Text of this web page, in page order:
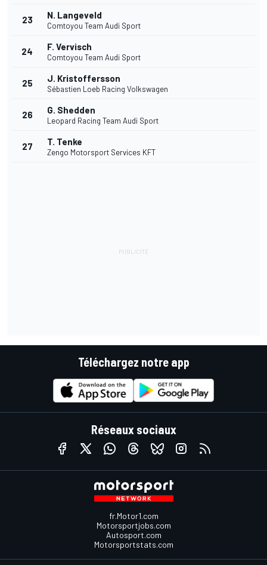
23 N. Langeveld
Comtoyou Team Audi Sport
24 F. Vervisch
Comtoyou Team Audi Sport
25 J. Kristoffersson
Sébastien Loeb Racing Volkswagen
26 G. Shedden
Leopard Racing Team Audi Sport
27 T. Tenke
Zengo Motorsport Services KFT
Téléchargez notre app
Réseaux sociaux
fr.Motor1.com
Motorsportjobs.com
Autosport.com
Motorsportstats.com